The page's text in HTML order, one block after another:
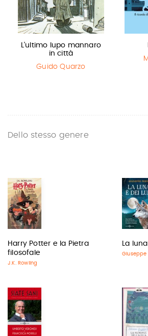
L'ultimo lupo mannaro
in città
Guido Quarzo
Dello stesso genere
Harry Potter e la Pietra
filosofale
J.K. Rowling
La
Giuseppe